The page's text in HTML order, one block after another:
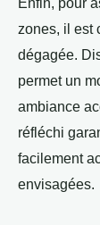
zones, il est
dégagée.
permet un
ambiance
réfléchi
facilement
envisagées.